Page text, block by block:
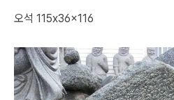
오석 115x36x116